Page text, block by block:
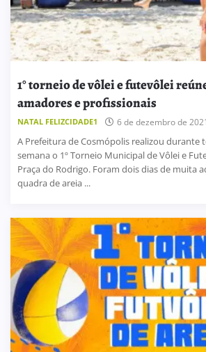
1° torneio de vôlei e futevôlei
amadores e profissionais
NATAL FELIZCIDADE1 6 de dezembro de
A Prefeitura de Cosmópolis realizou durante
semana o 1º Torneio Municipal de Vôlei e
Praça do Rodrigo. Foram dois dias de muita
quadra de areia ...